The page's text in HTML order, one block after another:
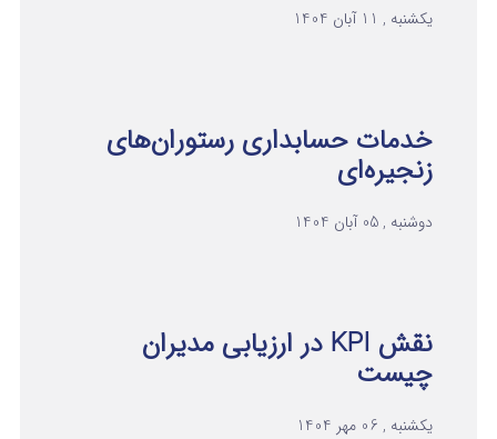
یکشنبه , 11 آبان 1404
خدمات حسابداری رستوران‌های
زنجیره‌ای
دوشنبه , 05 آبان 1404
نقش KPI در ارزیابی مدیران
چیست
یکشنبه , 06 مهر 1404